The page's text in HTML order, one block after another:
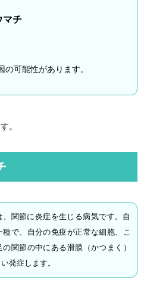
マチ
の可能性があります。
。
、関節に炎症を生じる病気です。自
で、自分の免疫が正常な細胞、こ
関節の中にある滑膜（かつまく）
発症します。